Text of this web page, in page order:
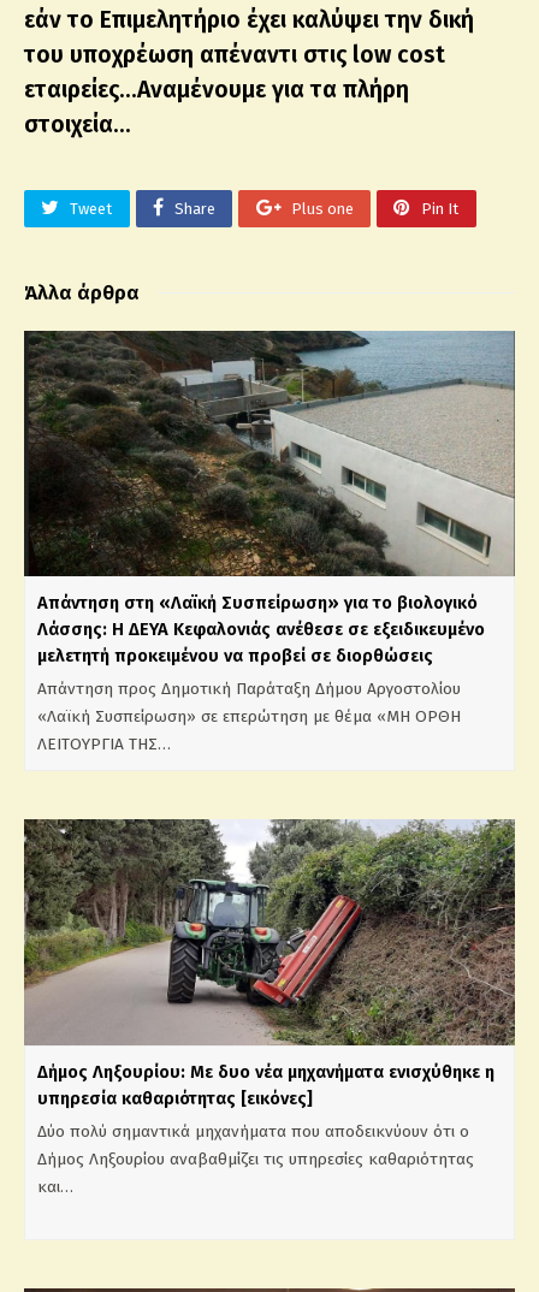
εάν το Επιμελητήριο έχει καλύψει την δική
του υποχρέωση απέναντι στις low cost
εταιρείες…Αναμένουμε για τα πλήρη
στοιχεία…
Tweet Share Plus one Pin It
Άλλα άρθρα
Απάντηση στη «Λαϊκή Συσπείρωση» για το βιολογικό
Λάσσης: Η ΔΕΥΑ Κεφαλονιάς ανέθεσε σε εξειδικευμένο
μελετητή προκειμένου να προβεί σε διορθώσεις
Απάντηση προς Δημοτική Παράταξη Δήμου Αργοστολίου
«Λαϊκή Συσπείρωση» σε επερώτηση με θέμα «ΜΗ ΟΡΘΗ
ΛΕΙΤΟΥΡΓΙΑ ΤΗΣ…
Δήμος Ληξουρίου: Με δυο νέα μηχανήματα ενισχύθηκε η
υπηρεσία καθαριότητας [εικόνες]
Δύο πολύ σημαντικά μηχανήματα που αποδεικνύουν ότι ο
Δήμος Ληξουρίου αναβαθμίζει τις υπηρεσίες καθαριότητας
και…